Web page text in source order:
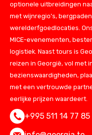
optionele uitbreidingen
met wijnregio's, bergpaden
werelderfgoedlocaties.
MICE-evenementen,
logistiek. Naast tours is
reizen in Georgië, vol met
bezienswaardigheden,
met een vertrouwde
eerlijke prijzen waardeert.
+995 511 14 77 85